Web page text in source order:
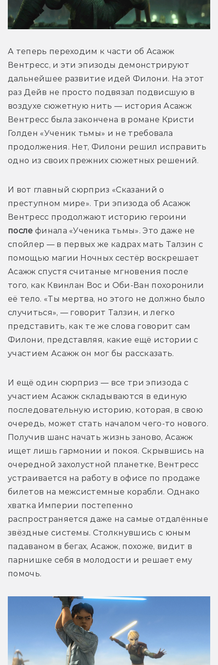
А теперь переходим к части об Асажж
Вентресс, и эти эпизоды демонстрируют
дальнейшее развитие идей Филони. На этот
раз Дейв не просто подвязал подвисшую в
воздухе сюжетную нить — история Асажж
Вентресс была закончена в романе Кристи
Голден «Ученик тьмы» и не требовала
продолжения. Нет, Филони решил исправить
одно из своих прежних сюжетных решений.
И вот главный сюрприз «Сказаний о
преступном мире». Три эпизода об Асажж
после финала «Ученика тьмы». Это даже не
спойлер — в первых же кадрах мать Талзин с
помощью магии Ночных сестёр воскрешает
Асажж спустя считаные мгновения после
того, как Квинлан Вос и Оби-Ван похоронили
её тело. «Ты мертва, но этого не должно было
случиться», — говорит Талзин, и легко
представить, как те же слова говорит сам
Филони, представляя, какие ещё истории с
участием Асажж он мог бы рассказать.
И ещё один сюрприз — все три эпизода с
участием Асажж складываются в единую
последовательную историю, которая, в свою
очередь, может стать началом чего-то нового.
Получив шанс начать жизнь заново, Асажж
ищет лишь гармонии и покоя. Скрывшись на
очередной захолустной планетке, Вентресс
устраивается на работу в офисе по продаже
билетов на межсистемные корабли. Однако
хватка Империи постепенно
распространяется даже на самые отдалённые
звёздные системы. Столкнувшись с юным
падаваном в бегах, Асажж, похоже, видит в
парнишке себя в молодости и решает ему
помочь.